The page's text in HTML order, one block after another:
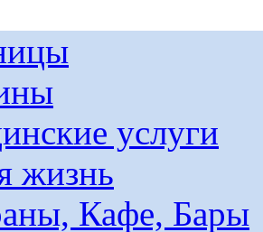
услуги
жизнь
Кафе, Бары